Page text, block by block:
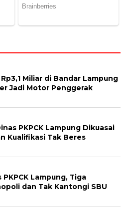
Miliar di Bandar Lampung
Jadi Motor Penggerak
PKPCK Lampung Dikuasai
Kualifikasi Tak Beres
Lampung, Tiga
dan Tak Kantongi SBU